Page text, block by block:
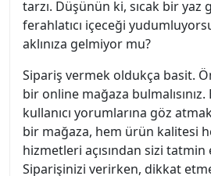
tarzı. Düşünün ki, sıcak bir yaz
ferahlatıcı içeceği
aklınıza gelmiyor mu?
Sipariş vermek oldukça basit.
bir online mağaza
kullanıcı yorumlarına göz
bir mağaza, hem ürün kalitesi
hizmetleri açısından sizi tatmin
Siparişinizi verirken, dikkat